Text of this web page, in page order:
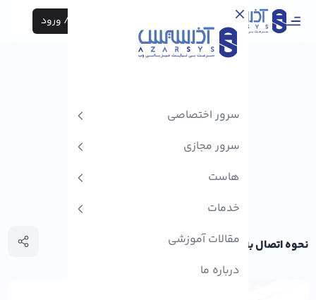
ثبت نام / ورود
سرور اختصاصی
سرور مجازی
هاست
خدمات
مقالات آموزشی
درباره ما
نحوه اتصال به وای فای در کالی لینوکس